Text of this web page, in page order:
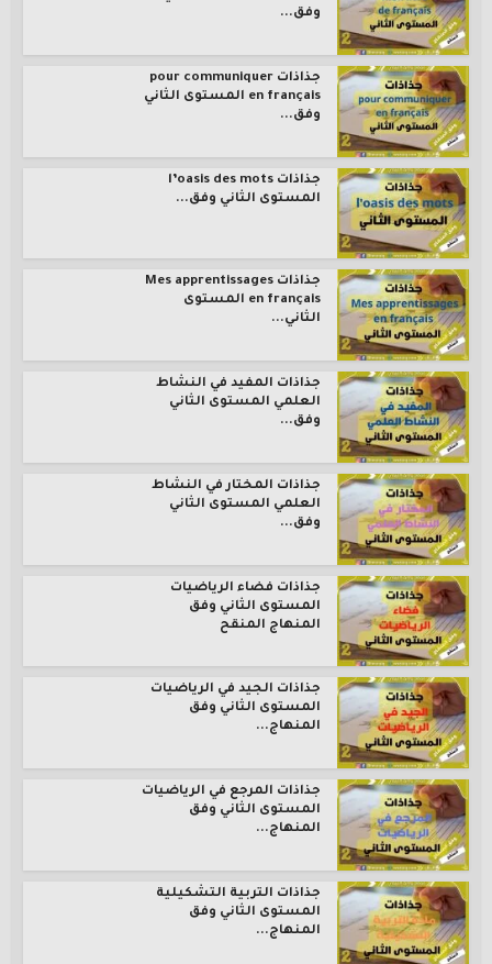
وفق...
جذاذات pour communiquer
en français المستوى الثاني
وفق...
جذاذات l’oasis des mots
المستوى الثاني وفق...
جذاذات Mes apprentissages
en français المستوى
الثاني...
جذاذات المفيد في النشاط
العلمي المستوى الثاني
وفق...
جذاذات المختار في النشاط
العلمي المستوى الثاني
وفق...
جذاذات فضاء الرياضيات
المستوى الثاني وفق
المنهاج المنقح
جذاذات الجيد في الرياضيات
المستوى الثاني وفق
المنهاج...
جذاذات المرجع في الرياضيات
المستوى الثاني وفق
المنهاج...
جذاذات التربية التشكيلية
المستوى الثاني وفق
المنهاج...